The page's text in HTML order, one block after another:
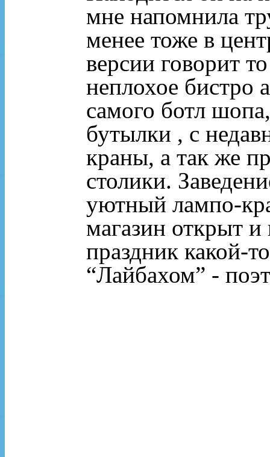
мне напомнила
менее тоже в
версии говорит
неплохое бистро
самого ботл
бутылки , с
краны, а так же
столики.
уютный лампо-
магазин открыт и
праздник какой-
“Лайбахом” -